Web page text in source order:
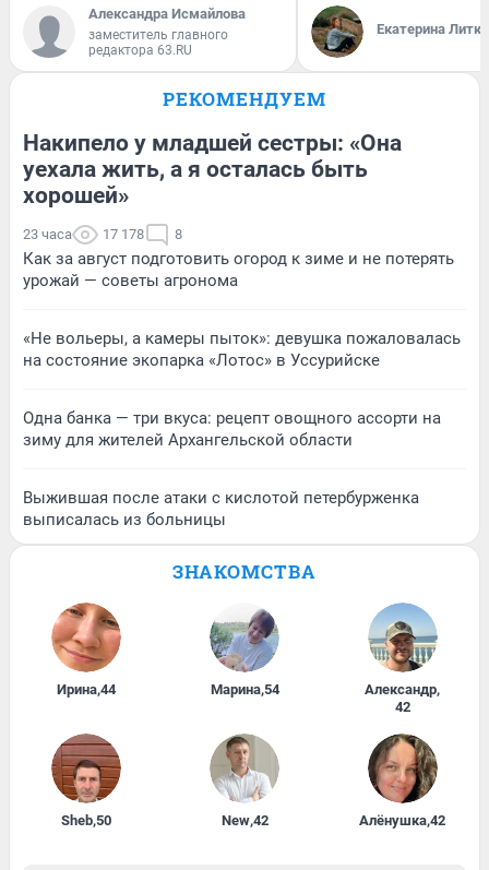
Александра Исмайлова
заместитель главного
редактора 63.RU
Екатерина
РЕКОМЕНДУЕМ
Накипело у младшей сестры: «Она
уехала жить, а я осталась быть
хорошей»
23 часа 17 178 8
Как за август подготовить огород к зиме и не потерять
урожай — советы агронома
«Не вольеры, а камеры пыток»: девушка пожаловалась
на состояние экопарка «Лотос» в Уссурийске
Одна банка — три вкуса: рецепт овощного ассорти на
зиму для жителей Архангельской области
Выжившая после атаки с кислотой петербурженка
выписалась из больницы
ЗНАКОМСТВА
Ирина,44 Марина,54 Александр,
42
Sheb,50 New,42 Алёнушка,42